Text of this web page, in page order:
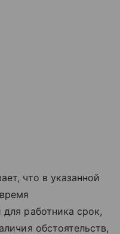
что в указанной
работника срок,
обстоятельств,